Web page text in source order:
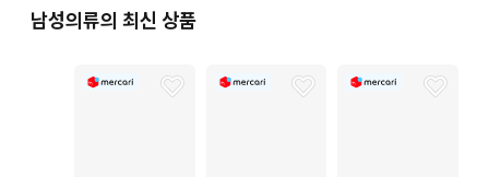
남성의류의 최신 상품